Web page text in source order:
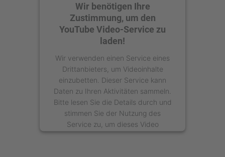
Wir benötigen Ihre
Zustimmung, um den
YouTube Video-Service zu
laden!
Wir verwenden einen Service eines
Drittanbieters, um Videoinhalte
einzubetten. Dieser Service kann
Daten zu Ihren Aktivitäten sammeln.
Bitte lesen Sie die Details durch und
stimmen Sie der Nutzung des
Service zu, um dieses Video
anzusehen.